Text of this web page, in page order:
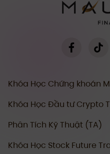
Khóa Học Chứng khoán
Khóa Học Đầu tư Crypto
Phân Tích Kỹ Thuật (TA)
Khóa Học Stock Future